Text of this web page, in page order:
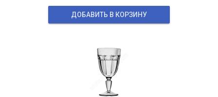
ДОБАВИТЬ В КОРЗИНУ